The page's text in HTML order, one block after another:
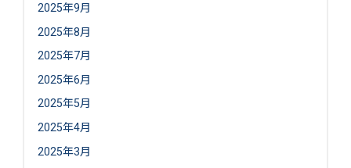
2025年9月
2025年8月
2025年7月
2025年6月
2025年5月
2025年4月
2025年3月